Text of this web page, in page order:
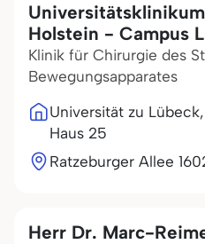
Holstein - Campus
Klinik für Chirurgie des
Bewegungsapparates
Universität zu
Haus 25
Ratzeburger Allee 160
Herr Dr. Marc-